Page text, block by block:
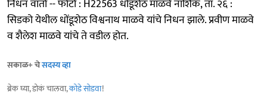
निधन वार्ता -- फोटो : H22563 धोंडूशेठ माळवे नाशिक, ता. २६ :
सिडको येथील धोंडूशेठ विश्वनाथ माळवे यांचे निधन झाले. प्रवीण माळवे
व शैलेश माळवे यांचे ते वडील होत.
सकाळ+ चेसदस्य व्हा
ब्रेक घ्या, डोकं चालवा,कोडे सोडवा!